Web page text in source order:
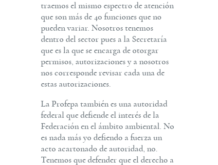
traemos el mismo espectro de atención
que son más de 40 funciones que no
pueden variar. Nosotros tenemos
dentro del sector pues a la Secretaría
que es la que se encarga de otorgar
permisos, autorizaciones y a nosotros
nos corresponde revisar cada una de
estas autorizaciones.
La Profepa también es una autoridad
federal que defiende el interés de la
Federación en el ámbito ambiental. No
es nada más yo defiendo a fuerza un
acto acartonado de autoridad, no.
Tenemos que defender que el derecho a